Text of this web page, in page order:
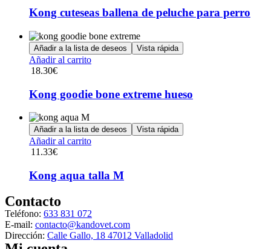
la
de
producto
múltiples
Las
opciones
se
pueden
la
producto
Kong cuteseas ballena de peluche para perro
Añadir a la lista de deseos Vista rápida
Añadir al carrito
18.30€
Kong goodie bone extreme hueso
Añadir a la lista de deseos Vista rápida
Añadir al carrito
11.33€
Kong aqua talla M
Contacto
Teléfono: 633 831 072
E-mail: contacto@kandovet.com
Dirección: Calle Gallo, 18 47012 Valladolid